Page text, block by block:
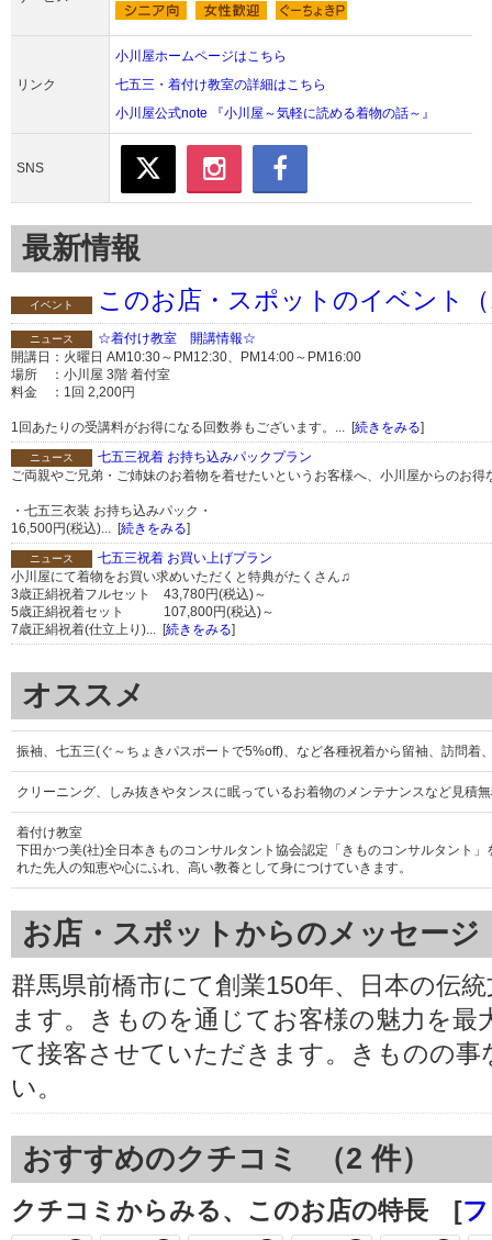
リンク
小川屋ホームページはこちら
七五三・着付け教室の詳細はこちら
小川屋公式note 『小川屋～気軽に読める着物の話～』
SNS
最新情報
イベント このお店・スポットのイベント
ニュース
☆着付け教室 開講情報☆
開講日：火曜日 AM10:30～PM12:30、PM14:00～PM16:00
場所 ：小川屋 3階 着付室
料金 ：1回 2,200円
1回あたりの受講料がお得になる回数券もございます。... [続きをみる]
ニュース
七五三祝着 お持ち込みパックプラン
ご両親やご兄弟・ご姉妹のお着物を着せたいというお客様へ、小川屋からのお得
・七五三衣装 お持ち込みパック・
16,500円(税込)... [続きをみる]
ニュース
七五三祝着 お買い上げプラン
小川屋にて着物をお買い求めいただくと特典がたくさん♫
3歳正絹祝着フルセット 43,780円(税込)～
5歳正絹祝着セット 107,800円(税込)～
7歳正絹祝着(仕立上り)... [続きをみる]
オススメ
振袖、七五三(ぐ～ちょきパスポートで5%off)、など各種祝着から留袖、訪問着
クリーニング、しみ抜きやタンスに眠っているお着物のメンテナンスなど見積
着付け教室
下田かつ美(社)全日本きものコンサルタント協会認定「きものコンサルタント
れた先人の知恵や心にふれ、高い教養として身につけていきます。
お店・スポットからのメッセージ
群馬県前橋市にて創業150年、日本の伝
ます。きものを通じてお客様の魅力を
て接客させていただきます。きものの
い。
おすすめのクチコミ （2 件）
クチコミからみる、このお店の特長 [